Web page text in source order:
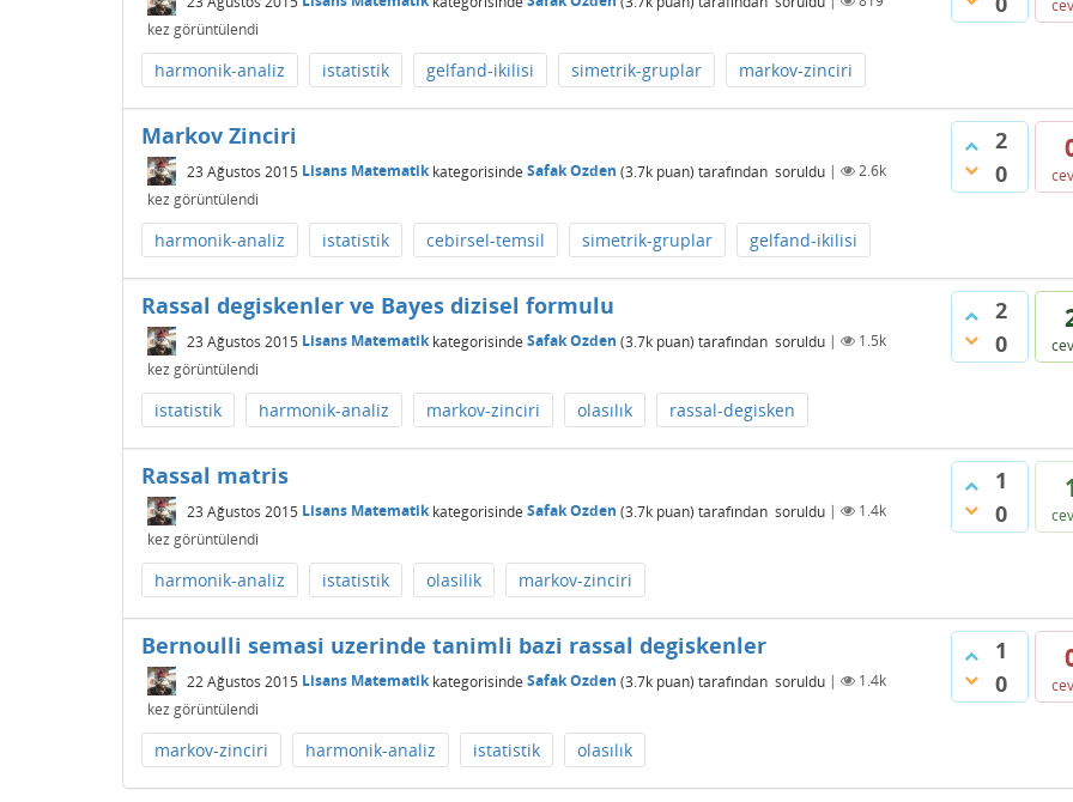
kez görüntülendi
harmonik-analiz istatistik gelfand-ikilisi simetrik-gruplar markov-zinciri
2
0
Markov Zinciri
23 Ağustos 2015 Lisans Matematikkategorisinde Safak Ozden (3.7k puan) tarafından soruldu |
2.6k
kez görüntülendi
harmonik-analiz istatistik cebirsel-temsil simetrik-gruplar gelfand-ikilisi
2
0
Rassal degiskenler ve Bayes dizisel formulu
23 Ağustos 2015 Lisans Matematikkategorisinde Safak Ozden (3.7k puan) tarafından soruldu |
1.5k
kez görüntülendi
istatistik harmonik-analiz markov-zinciri olasılık rassal-degisken
1
0
Rassal matris
23 Ağustos 2015 Lisans Matematikkategorisinde Safak Ozden (3.7k puan) tarafından soruldu |
1.4k
kez görüntülendi
harmonik-analiz istatistik olasilik markov-zinciri
1
0
Bernoulli semasi uzerinde tanimli bazi rassal degiskenler
22 Ağustos 2015 Lisans Matematikkategorisinde Safak Ozden (3.7k puan) tarafından soruldu |
1.4k
kez görüntülendi
markov-zinciri harmonik-analiz istatistik olasılık